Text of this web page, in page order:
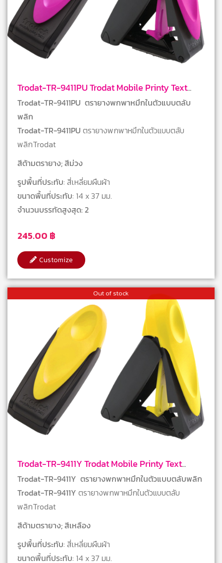
Trodat-TR-9411PU Trodat Mobile Printy Text
Stamps
245.00 ฿
Trodat-TR-9411PU ตรายางพกพาหมึกในตัวแบบตลับ
พลิก
Trodat-TR-9411PU ตรายางพกพาหมึกในตัวแบบตลับ
พลิกTrodat
สีด้ามตรายาง; สีม่วง
รูปพื้นที่ประทับ: สี่เหลี่ยมผืนผ้า
ขนาดพื้นที่ประทับ: 14 x 37 มม.
จำนวนบรรทัดสูงสุด: 2
Customize
Out of stock
Trodat-TR-9411Y Trodat Mobile Printy Text
Stamps
Trodat-TR-9411Y ตรายางพกพาหมึกในตัวแบบตลับพลิก
Trodat-TR-9411Y ตรายางพกพาหมึกในตัวแบบตลับ
พลิกTrodat
สีด้ามตรายาง; สีเหลือง
รูปพื้นที่ประทับ: สี่เหลี่ยมผืนผ้า
ขนาดพื้นที่ประทับ: 14 x 37 มม.